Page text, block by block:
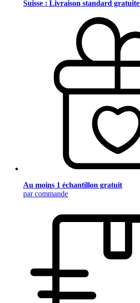
Suisse : Livraison standard gratuite
Au moins 1 échantillon gratuit
par commande